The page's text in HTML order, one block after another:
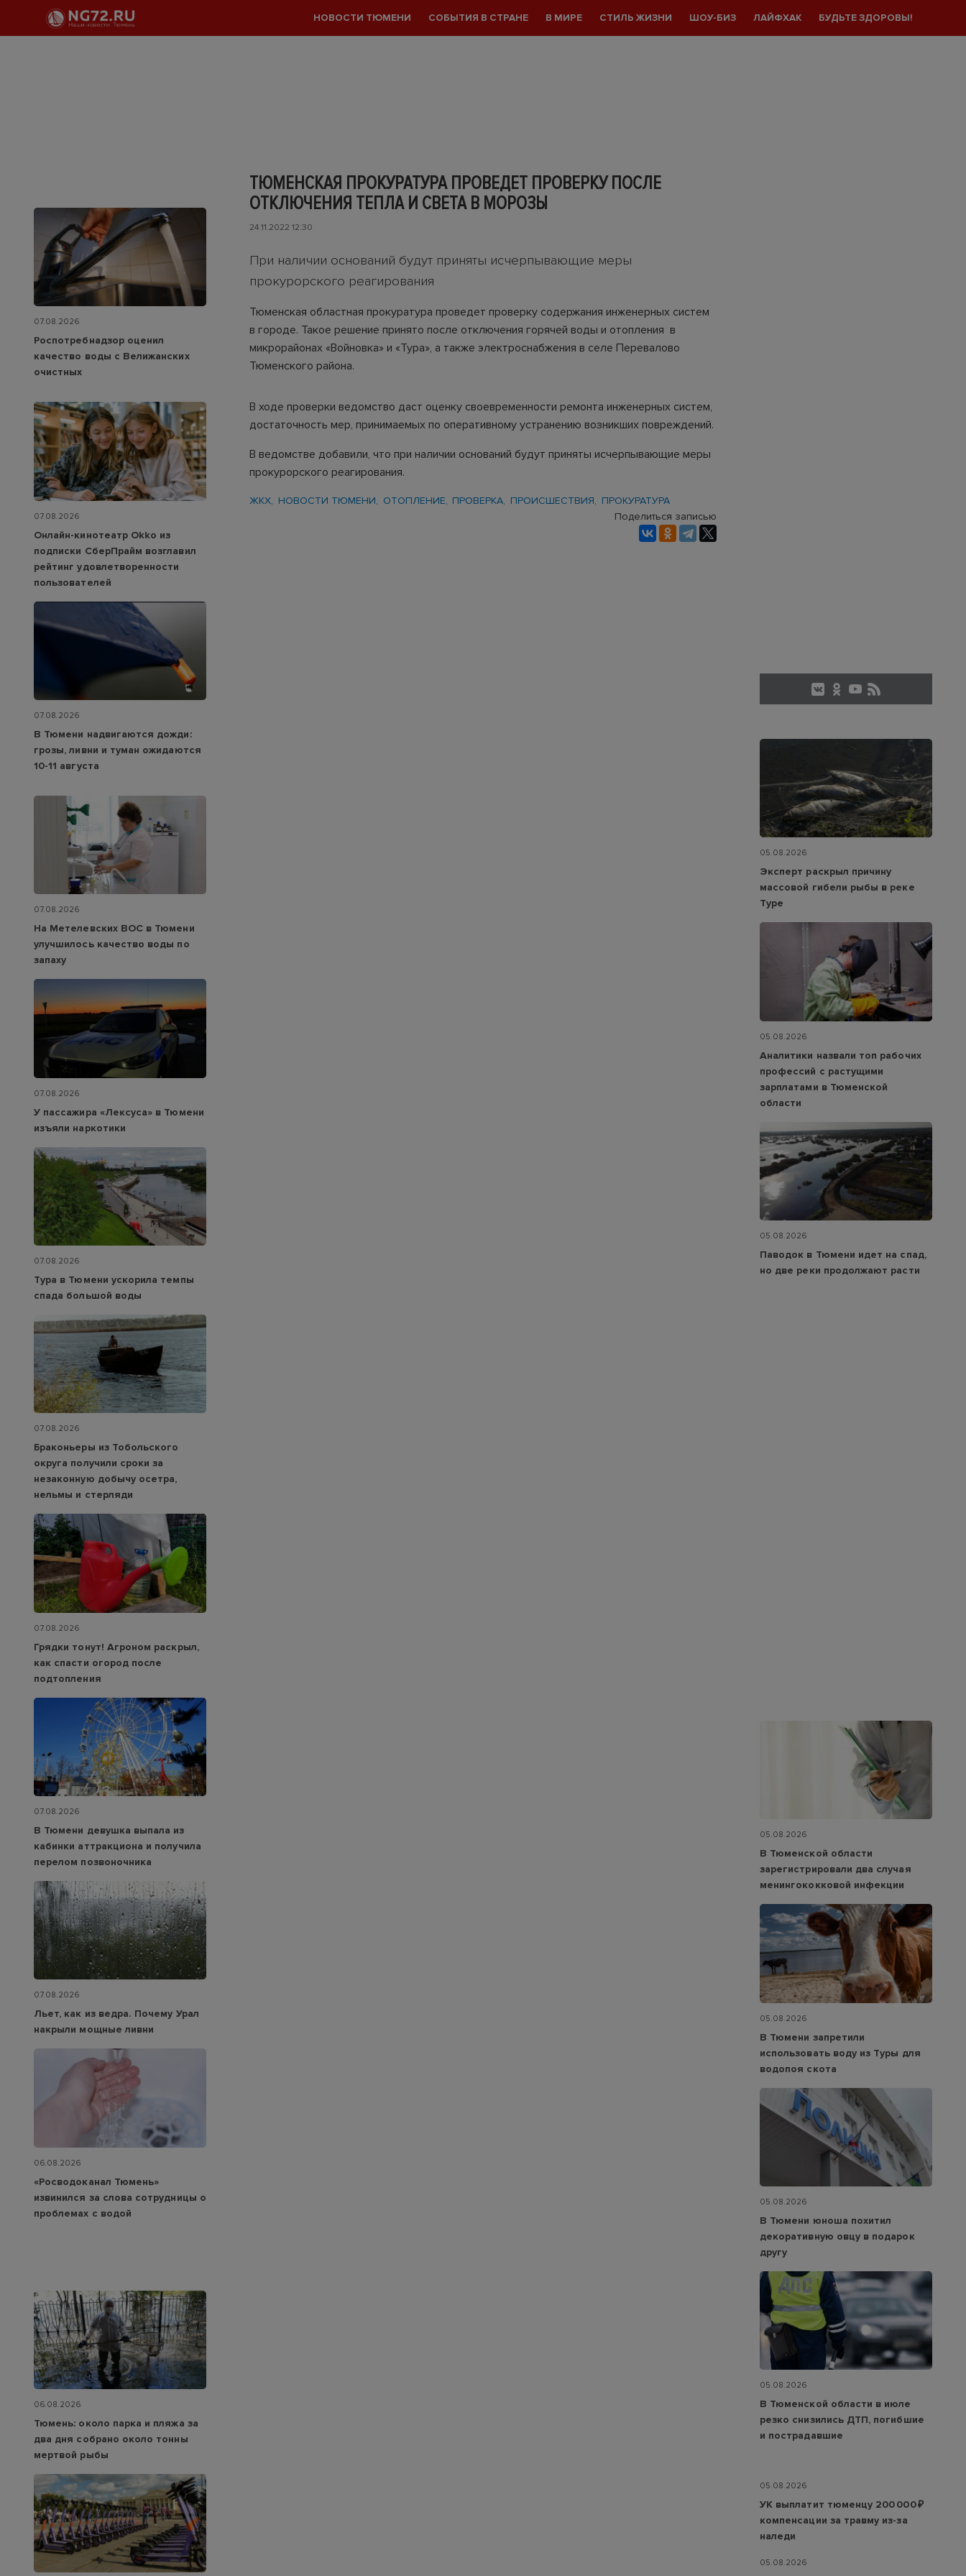
НОВОСТИ ТЮМЕНИ СОБЫТИЯ В СТРАНЕ В МИРЕ СТИЛЬ ЖИЗНИ ШОУ-БИЗ ЛАЙФХАК БУДЬТЕ ЗДОРОВЫ!
ТЮМЕНСКАЯ ПРОКУРАТУРА ПРОВЕДЕТ ПРОВЕРКУ ПОСЛЕ
ОТКЛЮЧЕНИЯ ТЕПЛА И СВЕТА В МОРОЗЫ
24.11.2022 12:30
При наличии оснований будут приняты исчерпывающие меры
прокурорского реагирования
Тюменская областная прокуратура проведет проверку содержания инженерных систем
в городе. Такое решение принято после отключения горячей воды и отопления в
микрорайонах «Войновка» и «Тура», а также электроснабжения в селе Перевалово
Тюменского района.
В ходе проверки ведомство даст оценку своевременности ремонта инженерных систем,
достаточность мер, принимаемых по оперативному устранению возникших повреждений.
В ведомстве добавили, что при наличии оснований будут приняты исчерпывающие меры
прокурорского реагирования.
ЖКХ НОВОСТИ ТЮМЕНИ ОТОПЛЕНИЕ ПРОВЕРКА ПРОИСШЕСТВИЯ
ПРОКУРАТУРА
Поделиться записью
07.08.2026
Роспотребнадзор оценил
качество воды с Велижанских
очистных
07.08.2026
Онлайн-кинотеатр Okko из
подписки СберПрайм возглавил
рейтинг удовлетворенности
пользователей
07.08.2026
В Тюмени надвигаются дожди:
грозы, ливни и туман ожидаются
10-11 августа
07.08.2026
На Метелевских ВОС в Тюмени
улучшилось качество воды по
запаху
07.08.2026
У пассажира «Лексуса» в Тюмени
изъяли наркотики
07.08.2026
Тура в Тюмени ускорила темпы
спада большой воды
07.08.2026
Браконьеры из Тобольского
округа получили сроки за
незаконную добычу осетра,
нельмы и стерляди
07.08.2026
Грядки тонут! Агроном раскрыл,
как спасти огород после
подтопления
07.08.2026
В Тюмени девушка выпала из
кабинки аттракциона и получила
перелом позвоночника
07.08.2026
Льет, как из ведра. Почему Урал
накрыли мощные ливни
06.08.2026
«Росводоканал Тюмень»
извинился за слова сотрудницы о
проблемах с водой
06.08.2026
Тюмень: около парка и пляжа за
два дня собрано около тонны
мертвой рыбы
05.08.2026
Эксперт раскрыл причину
массовой гибели рыбы в реке
Туре
05.08.2026
Аналитики назвали топ рабочих
профессий с растущими
зарплатами в Тюменской
области
05.08.2026
Паводок в Тюмени идет на спад,
но две реки продолжают расти
05.08.2026
В Тюменской области
зарегистрировали два случая
менингококковой инфекции
05.08.2026
В Тюмени запретили
использовать воду из Туры для
водопоя скота
05.08.2026
В Тюмени юноша похитил
декоративную овцу в подарок
другу
05.08.2026
В Тюменской области в июле
резко снизились ДТП, погибшие
и пострадавшие
05.08.2026
УК выплатит тюменцу 200 000 ₽
компенсации за травму из-за
наледи
05.08.2026